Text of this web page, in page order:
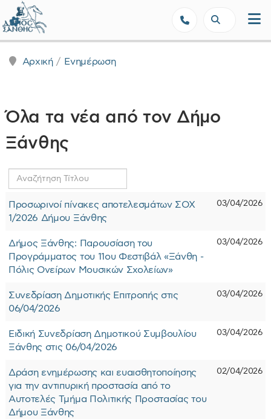
Αρχική Ενημέρωση
Όλα τα νέα από τον Δήμο
Ξάνθης
Αναζήτηση
Τίτλου
Προσωρινοί πίνακες αποτελεσμάτων ΣΟΧ
1/2026 Δήμου Ξάνθης
03/04/2026
Δήμος Ξάνθης: Παρουσίαση του
Προγράμματος του 11ου Φεστιβάλ «Ξάνθη -
Πόλις Ονείρων Μουσικών Σχολείων»
03/04/2026
Συνεδρίαση Δημοτικής Επιτροπής στις
06/04/2026
03/04/2026
Ειδική Συνεδρίαση Δημοτικού Συμβουλίου
Ξάνθης στις 06/04/2026
03/04/2026
Δράση ενημέρωσης και ευαισθητοποίησης
για την αντιπυρική προστασία από το
Αυτοτελές Τμήμα Πολιτικής Προστασίας του
Δήμου Ξάνθης
02/04/2026